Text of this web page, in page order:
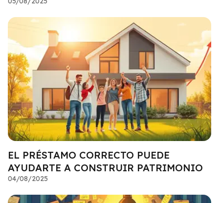
EL PRÉSTAMO CORRECTO PUEDE
AYUDARTE A CONSTRUIR PATRIMONIO
04/08/2025